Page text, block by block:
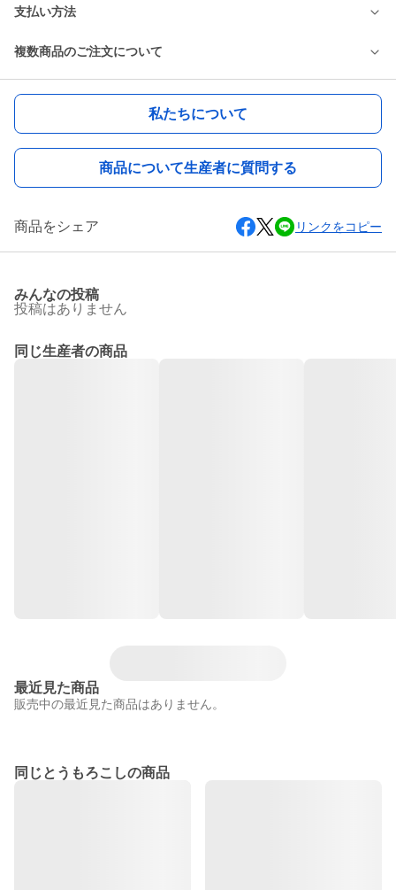
支払い方法
複数商品のご注文について
私たちについて
商品について生産者に質問する
商品をシェア リンクをコピー
みんなの投稿
投稿はありません
同じ生産者の商品
最近見た商品
販売中の最近見た商品はありません。
同じとうもろこしの商品